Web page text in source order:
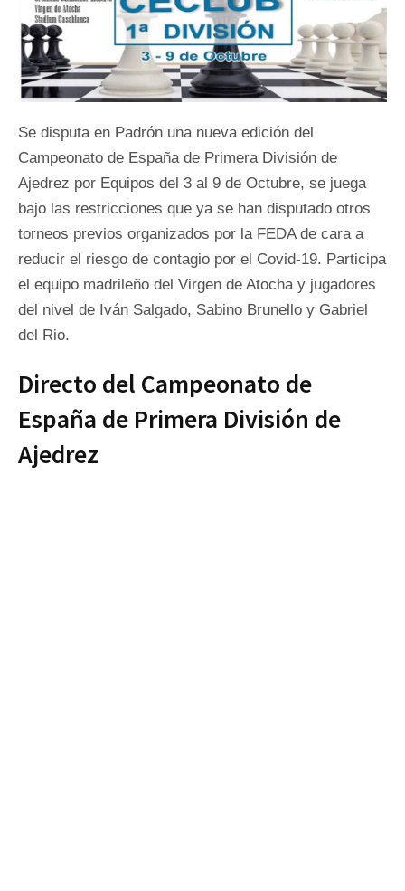
Se disputa en Padrón una nueva edición del
Campeonato de España de Primera División de
Ajedrez por Equipos del 3 al 9 de Octubre, se juega
bajo las restricciones que ya se han disputado otros
torneos previos organizados por la FEDA de cara a
reducir el riesgo de contagio por el Covid-19. Participa
el equipo madrileño del Virgen de Atocha y jugadores
del nivel de Iván Salgado, Sabino Brunello y Gabriel
del Rio.
Directo del Campeonato de
España de Primera División de
Ajedrez